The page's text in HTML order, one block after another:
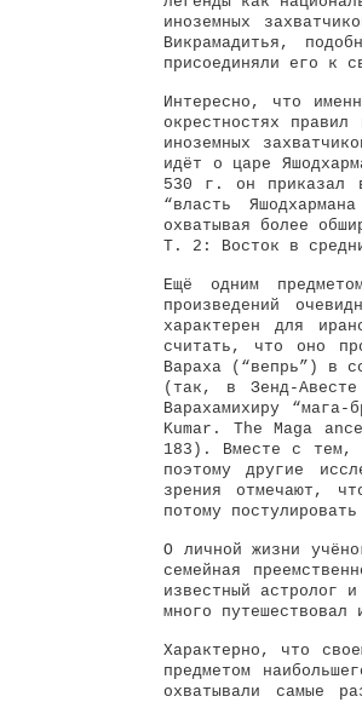
иноземных
Викрамадитья,
присоединяли его к
Интересно, что
окрестностях
иноземных
идёт о царе
530 г. он приказал
“власть
охватывая более
Т. 2: Восток в
Ещё одним
произведений
характерен для
считать, что оно
Вараха (“вепрь”) в
(так, в Зенд-Авесте
Варахамихиру
Kumar. The Maga
183). Вместе с тем,
поэтому другие
зрения отмечают,
потому
О личной жизни
семейная
известный астролог
много
Характерно, что
предметом
охватывали самые